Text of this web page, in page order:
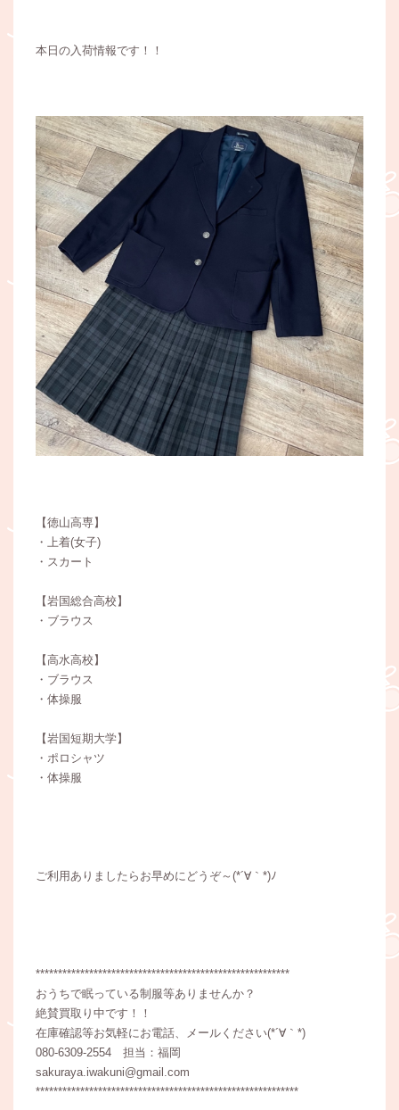
本日の入荷情報です！！
【徳山高専】
・上着(女子)
・スカート
【岩国総合高校】
・ブラウス
【高水高校】
・ブラウス
・体操服
【岩国短期大学】
・ポロシャツ
・体操服
ご利用ありましたらお早めにどうぞ～(*´∀｀*)ﾉ
*********************************************************
おうちで眠っている制服等ありませんか？
絶賛買取り中です！！
在庫確認等お気軽にお電話、メールください(*´∀｀*)
080-6309-2554 担当：福岡
sakuraya.iwakuni@gmail.com
***********************************************************